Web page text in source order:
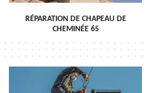
RÉPARATION DE CHAPEAU DE
CHEMINÉE 65